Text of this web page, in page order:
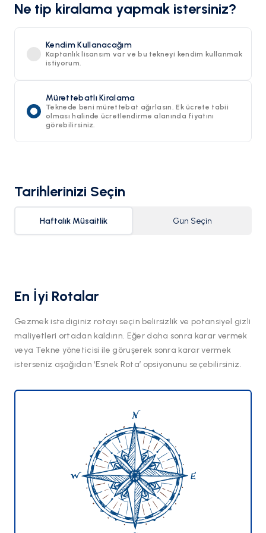
Ne tip kiralama yapmak istersiniz?
Kendim Kullanacağım
Kaptanlık lisansım var ve bu tekneyi kendim kullanmak
istiyorum.
Mürettebatlı Kiralama
Teknede beni mürettebat ağırlasın. Ek ücrete tabii
olması halinde ücretlendirme alanında fiyatını
görebilirsiniz.
Tarihlerinizi Seçin
Haftalık Müsaitlik Gün Seçin
En İyi Rotalar
Gezmek istediginiz rotayı seçin belirsizlik ve potansiyel gizli
maliyetleri ortadan kaldırın. Eğer daha sonra karar vermek
veya Tekne yöneticisi ile göruşerek sonra karar vermek
isterseniz aşağıdan ‘Esnek Rota’ opsiyonunu seçebilirsiniz.